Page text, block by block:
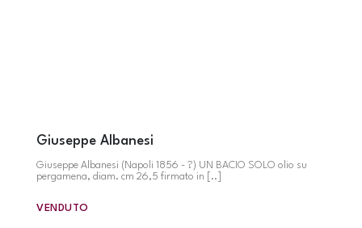
Giuseppe Albanesi
Giuseppe Albanesi (Napoli 1856 - ?) UN BACIO SOLO olio su
pergamena, diam. cm 26,5 firmato in [..]
VENDUTO